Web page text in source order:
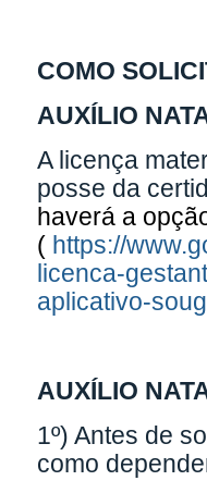
COMO
AUXÍLIO
A licença
posse da
haverá a
( https://
licenca-
aplicativo-
AUXÍLIO
1º) Antes de
como